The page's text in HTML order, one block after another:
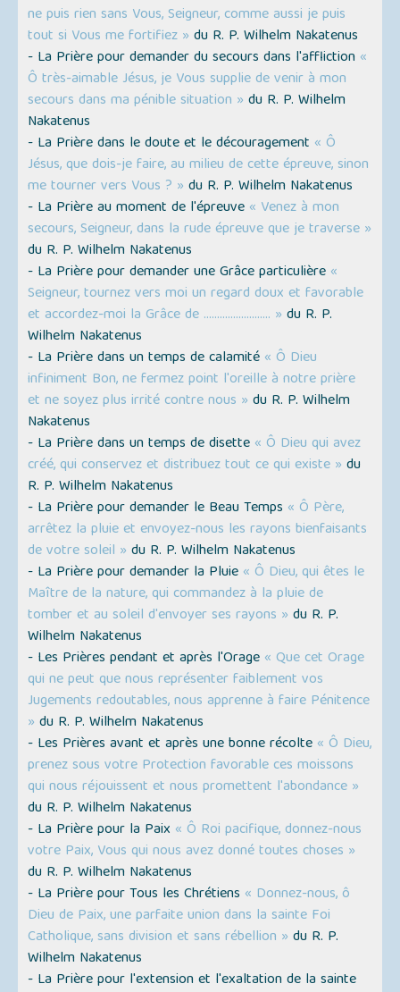
ne puis rien sans Vous, Seigneur, comme aussi je puis
tout si Vous me fortifiez » du R. P. Wilhelm Nakatenus
- La Prière pour demander du secours dans l'affliction «
Ô très-aimable Jésus, je Vous supplie de venir à mon
secours dans ma pénible situation » du R. P. Wilhelm
Nakatenus
- La Prière dans le doute et le découragement « Ô
Jésus, que dois-je faire, au milieu de cette épreuve, sinon
me tourner vers Vous ? » du R. P. Wilhelm Nakatenus
- La Prière au moment de l'épreuve « Venez à mon
secours, Seigneur, dans la rude épreuve que je traverse »
du R. P. Wilhelm Nakatenus
- La Prière pour demander une Grâce particulière «
Seigneur, tournez vers moi un regard doux et favorable
et accordez-moi la Grâce de ......................... » du R. P.
Wilhelm Nakatenus
- La Prière dans un temps de calamité « Ô Dieu
infiniment Bon, ne fermez point l'oreille à notre prière
et ne soyez plus irrité contre nous » du R. P. Wilhelm
Nakatenus
- La Prière dans un temps de disette « Ô Dieu qui avez
créé, qui conservez et distribuez tout ce qui existe » du
R. P. Wilhelm Nakatenus
- La Prière pour demander le Beau Temps « Ô Père,
arrêtez la pluie et envoyez-nous les rayons bienfaisants
de votre soleil » du R. P. Wilhelm Nakatenus
- La Prière pour demander la Pluie « Ô Dieu, qui êtes le
Maître de la nature, qui commandez à la pluie de
tomber et au soleil d'envoyer ses rayons » du R. P.
Wilhelm Nakatenus
- Les Prières pendant et après l'Orage « Que cet Orage
qui ne peut que nous représenter faiblement vos
Jugements redoutables, nous apprenne à faire Pénitence
» du R. P. Wilhelm Nakatenus
- Les Prières avant et après une bonne récolte « Ô Dieu,
prenez sous votre Protection favorable ces moissons
qui nous réjouissent et nous promettent l'abondance »
du R. P. Wilhelm Nakatenus
- La Prière pour la Paix « Ô Roi pacifique, donnez-nous
votre Paix, Vous qui nous avez donné toutes choses »
du R. P. Wilhelm Nakatenus
- La Prière pour Tous les Chrétiens « Donnez-nous, ô
Dieu de Paix, une parfaite union dans la sainte Foi
Catholique, sans division et sans rébellion » du R. P.
Wilhelm Nakatenus
- La Prière pour l'extension et l'exaltation de la sainte